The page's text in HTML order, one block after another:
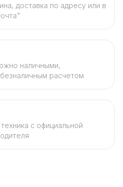
доставка по адресу или в
наличными,
расчетом
с официальной